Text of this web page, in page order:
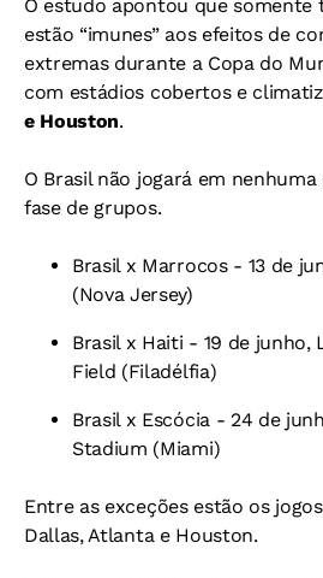
O estudo apontou que somente
estão “imunes” aos efeitos de
extremas durante a Copa do
com estádios cobertos e
e Houston.
O Brasil não jogará em nenhuma
fase de grupos.
Brasil x Marrocos - 13 de
(Nova Jersey)
Brasil x Haiti - 19 de junho,
Field (Filadélfia)
Brasil x Escócia - 24 de
Stadium (Miami)
Entre as exceções estão os
Dallas, Atlanta e Houston.